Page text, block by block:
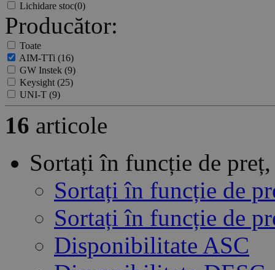
Lichidare stoc(0)
Producător:
Toate
AIM-TTi (16)
GW Instek (9)
Keysight(25)
UNI-T (9)
16 articole
Sortați în funcție de
Sortați în funcție de
Sortați în funcție de
Disponibilitate ASC